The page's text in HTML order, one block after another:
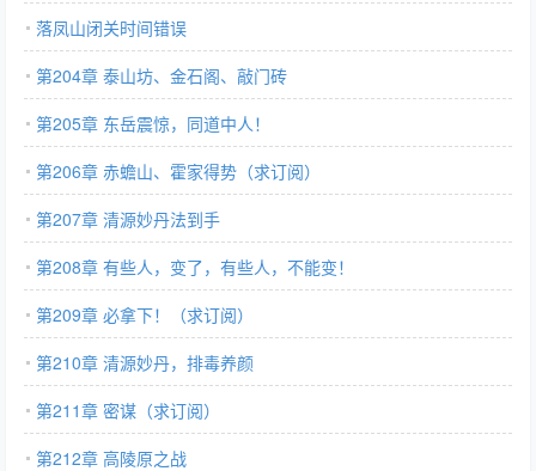
落凤山闭关时间错误
第204章 泰山坊、金石阁、敲门砖
第205章 东岳震惊，同道中人！
第206章 赤蟾山、霍家得势（求订阅）
第207章 清源妙丹法到手
第208章 有些人，变了，有些人，不能变！
第209章 必拿下！（求订阅）
第210章 清源妙丹，排毒养颜
第211章 密谋（求订阅）
第212章 高陵原之战